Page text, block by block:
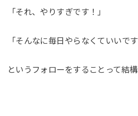
「それ、やりすぎです！」
「そんなに毎日やらなくていいです
というフォローをすることって結構